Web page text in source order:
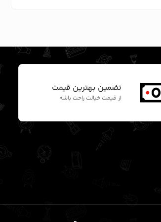
تضمین بهترین قیمت
از قیمت خیالت راحت باشه